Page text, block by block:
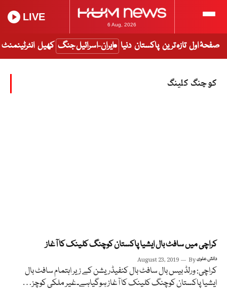
6 Aug, 2026
LIVE
صفحۂ اول تازہ ترین پاکستان دنیا ایران-اسرائیل جنگ کھیل انٹرٹینمنٹ
کوچنگ کلینگ
کراچی میں سافٹ بال ایشیا پاکستان کوچنگ کلینک کا آغاز
August 23, 2019 Byدانش علوی
کراچی: ورلڈ بیس بال سافٹ بال کنفیڈریشن کے زیر اہتمام سافٹ بال
ایشیا پاکستان کوچنگ کلینک کا آغاز ہوگیاہے۔غیر ملکی کوچز…